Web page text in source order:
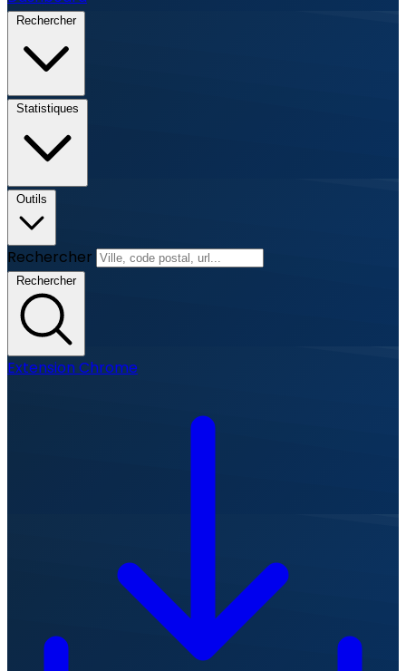
Rechercher
Statistiques
Outils
Rechercher
Rechercher
Extension Chrome